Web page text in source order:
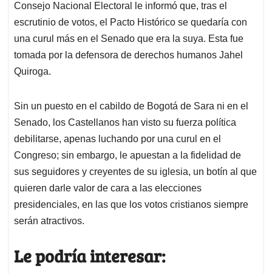
Consejo Nacional Electoral le informó que, tras el
escrutinio de votos, el Pacto Histórico se quedaría con
una curul más en el Senado que era la suya. Esta fue
tomada por la defensora de derechos humanos Jahel
Quiroga.
Sin un puesto en el cabildo de Bogotá de Sara ni en el
Senado, los Castellanos han visto su fuerza política
debilitarse, apenas luchando por una curul en el
Congreso; sin embargo, le apuestan a la fidelidad de
sus seguidores y creyentes de su iglesia, un botín al que
quieren darle valor de cara a las elecciones
presidenciales, en las que los votos cristianos siempre
serán atractivos.
Le podría interesar: